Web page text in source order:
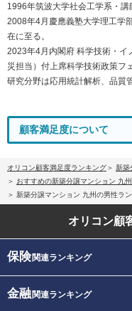
1996年筑波大学社会工学系・講
2008年4月慶應義塾大学理工学
在に至る。
2023年4月内閣府 科学技術・イ
災担当）付上席科学技術政策フ
研究分野は応用統計解析、品質
顧客満足度について
オリコン顧客満足度ランキング
新築
おすすめの新築分譲マンション 九
新築分譲マンション 九州の男性ラ
オリコン顧
保険関連ランキング
金融関連ランキング